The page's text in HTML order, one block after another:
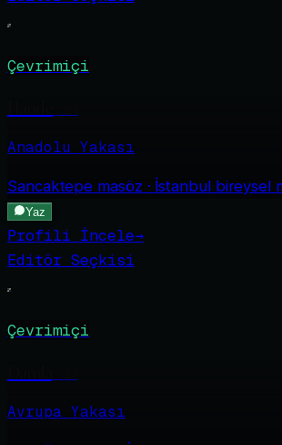
Çevrimiçi
Anadolu Yakası
Sancaktepe masöz · İstanbul bireysel
Yaz
Profili İncele→
Editör Seçkisi
Çevrimiçi
Avrupa Yakası